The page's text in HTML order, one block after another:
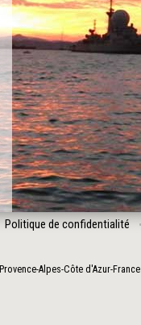
Politique de confidentialité
Provence-Alpes-Côte d'Azur-France